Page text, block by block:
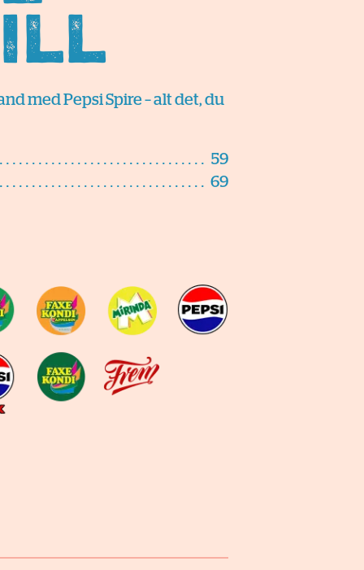
med Pepsi Spire – alt det, du
59
69